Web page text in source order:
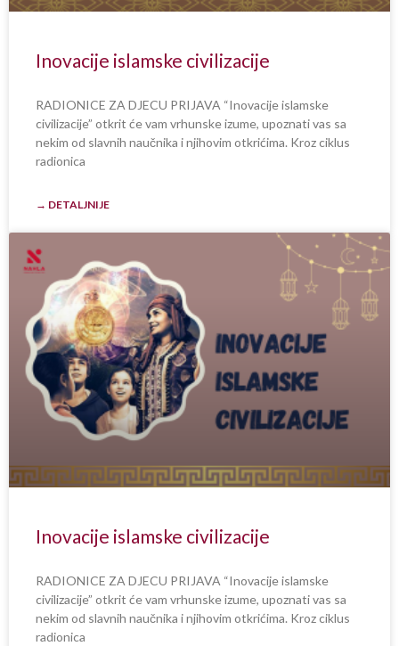
Inovacije islamske civilizacije
RADIONICE ZA DJECU PRIJAVA “Inovacije islamske
civilizacije” otkrit će vam vrhunske izume, upoznati vas sa
nekim od slavnih naučnika i njihovim otkrićima. Kroz ciklus
radionica
→ DETALJNIJE
Inovacije islamske civilizacije
RADIONICE ZA DJECU PRIJAVA “Inovacije islamske
civilizacije” otkrit će vam vrhunske izume, upoznati vas sa
nekim od slavnih naučnika i njihovim otkrićima. Kroz ciklus
radionica